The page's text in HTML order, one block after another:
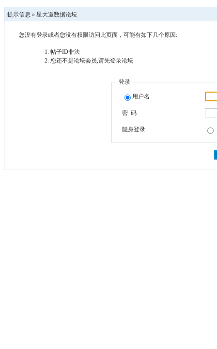
提示信息 » 星大道数据论坛
您没有登录或者您没有权限访问此页面，可能有如下几个原因:
帖子ID非法
您还不是论坛会员,请先登录论坛
登录
用户名
密 码
隐身登录